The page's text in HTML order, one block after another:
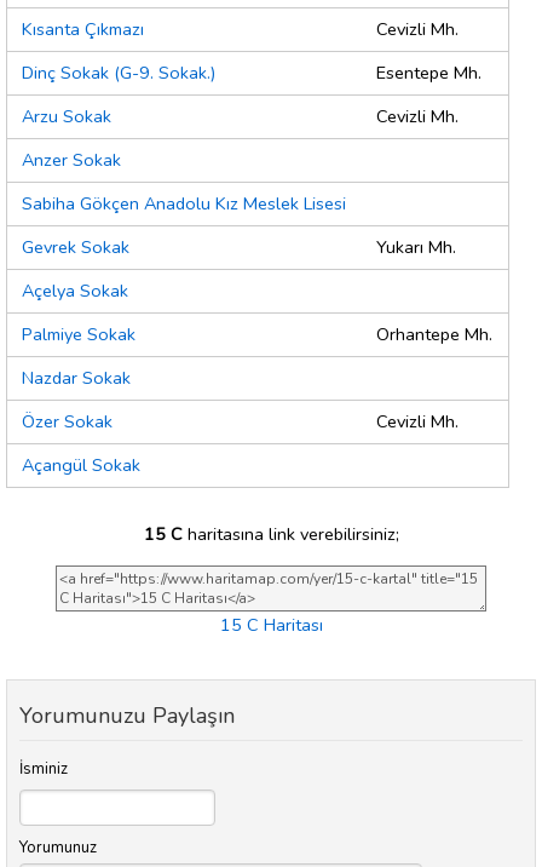
Kısanta Çıkmazı
Cevizli Mh.
Dinç Sokak (G-9. Sokak.)
Esentepe Mh.
Arzu Sokak
Cevizli Mh.
Anzer Sokak
Sabiha Gökçen Anadolu Kız Meslek Lisesi
Gevrek Sokak
Yukarı Mh.
Açelya Sokak
Palmiye Sokak
Orhantepe Mh.
Nazdar Sokak
Özer Sokak
Cevizli Mh.
Açangül Sokak
15 Charitasına link verebilirsiniz;
15 C Haritası
Yorumunuzu Paylaşın
İsminiz
Yorumunuz